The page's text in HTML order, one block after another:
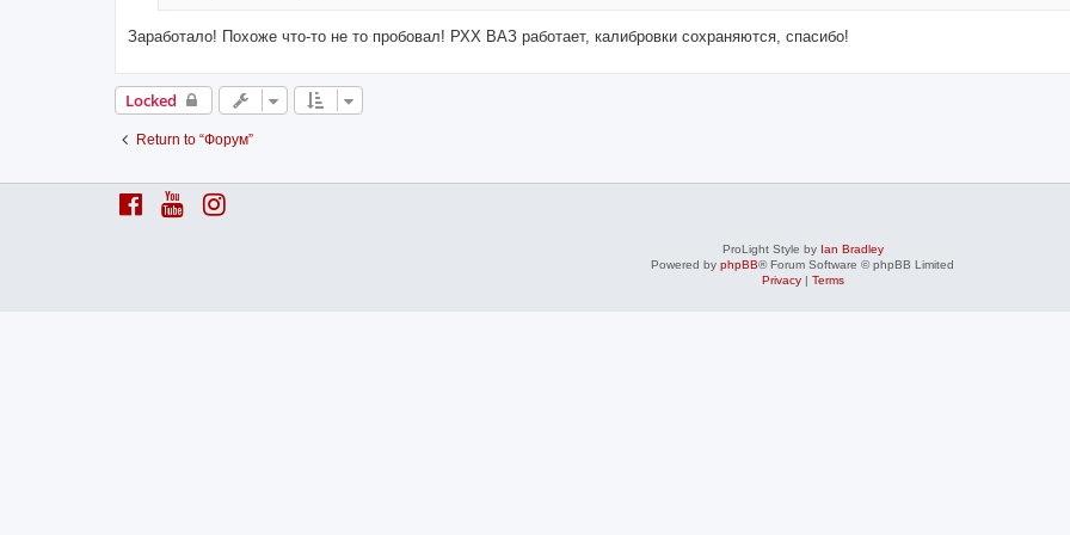
Заработало! Похоже что-то не то пробовал! РХХ ВАЗ работает, калибровки сохраняются, спасибо!
Locked
Return to “Форум”
ProLight Style by Ian Bradley
Powered by phpBB® Forum Software © phpBB Limited
Privacy| Terms